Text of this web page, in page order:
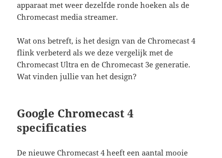
apparaat met weer dezelfde ronde hoeken als de
Chromecast media streamer.
Wat ons betreft, is het design van de Chromecast 4
flink verbeterd als we deze vergelijk met de
Chromecast Ultra en de Chromecast 3e generatie.
Wat vinden jullie van het design?
Google Chromecast 4
specificaties
De nieuwe Chromecast 4 heeft een aantal mooie